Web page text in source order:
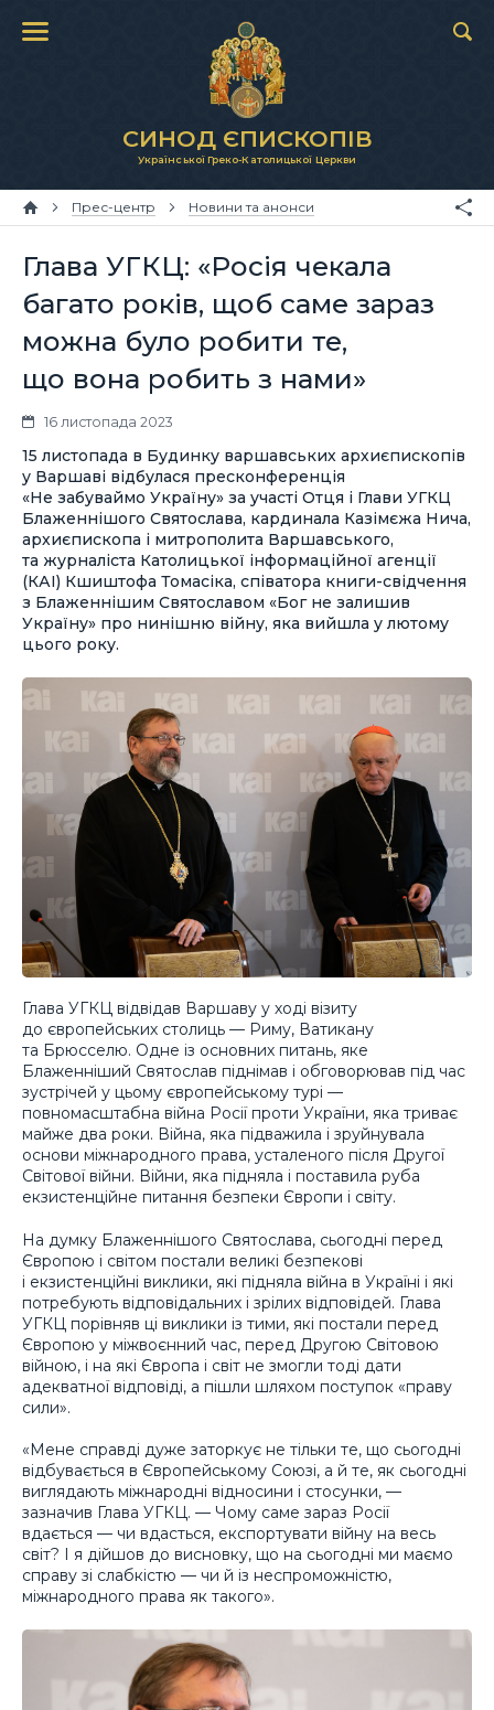
СИНОД ЄПИСКОПІВ
Української Греко-Католицької Церкви
Прес-центр Новини та анонси
Глава УГКЦ: «Росія чекала
багато років, щоб саме зараз
можна було робити те,
що вона робить з нами»
16 листопада 2023
15 листопада в Будинку варшавських архиєпископів
у Варшаві відбулася пресконференція
«Не забуваймо Україну» за участі Отця і Глави УГКЦ
Блаженнішого Святослава, кардинала Казімєжа Нича,
архиєпископа і митрополита Варшавського,
та журналіста Католицької інформаційної агенції
(КАІ) Кшиштофа Томасіка, співатора книги-свідчення
з Блаженнішим Святославом «Бог не залишив
Україну» про нинішню війну, яка вийшла у лютому
цього року.
Глава УГКЦ відвідав Варшаву у ході візиту
до європейських столиць — Риму, Ватикану
та Брюсселю. Одне із основних питань, яке
Блаженніший Святослав піднімав і обговорював під час
зустрічей у цьому європейському турі —
повномасштабна війна Росії проти України, яка триває
майже два роки. Війна, яка підважила і зруйнувала
основи міжнародного права, усталеного після Другої
Світової війни. Війни, яка підняла і поставила руба
екзистенційне питання безпеки Європи і світу.
На думку Блаженнішого Святослава, сьогодні перед
Європою і світом постали великі безпекові
і екзистенційні виклики, які підняла війна в Україні і які
потребують відповідальних і зрілих відповідей. Глава
УГКЦ порівняв ці виклики із тими, які постали перед
Європою у міжвоєнний час, перед Другою Світовою
війною, і на які Європа і світ не змогли тоді дати
адекватної відповіді, а пішли шляхом поступок «праву
сили».
«Мене справді дуже заторкує не тільки те, що сьогодні
відбувається в Європейському Союзі, а й те, як сьогодні
виглядають міжнародні відносини і стосунки, —
зазначив Глава УГКЦ. — Чому саме зараз Росії
вдається — чи вдасться, експортувати війну на весь
світ? І я дійшов до висновку, що на сьогодні ми маємо
справу зі слабкістю — чи й із неспроможністю,
міжнародного права як такого».